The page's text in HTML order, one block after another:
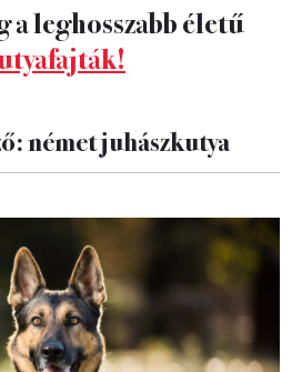
a leghosszabb életű
német juhászkutya